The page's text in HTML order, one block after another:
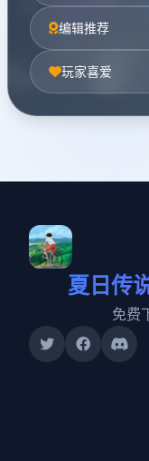
编辑推荐
玩家喜爱
夏日传
免费